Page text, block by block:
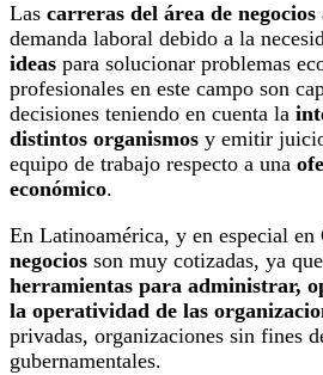
Las carreras del área de negocios
demanda laboral debido a la
ideas para solucionar problemas
profesionales en este campo son
decisiones teniendo en cuenta la
distintos organismos y emitir
equipo de trabajo respecto a una
económico.
En Latinoamérica, y en especial en
negocios son muy cotizadas, ya
herramientas para administrar,
la operatividad de las
privadas, organizaciones sin fines
gubernamentales.